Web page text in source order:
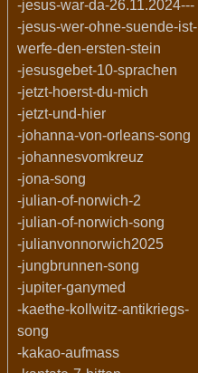
-jesus-war-da-26.11.2024---
-jesus-wer-ohne-suende-ist-
werfe-den-ersten-stein
-jesusgebet-10-sprachen
-jetzt-hoerst-du-mich
-jetzt-und-hier
-johanna-von-orleans-song
-johannesvomkreuz
-jona-song
-julian-of-norwich-2
-julian-of-norwich-song
-julianvonnorwich2025
-jungbrunnen-song
-jupiter-ganymed
-kaethe-kollwitz-antikriegs-
song
-kakao-aufmass